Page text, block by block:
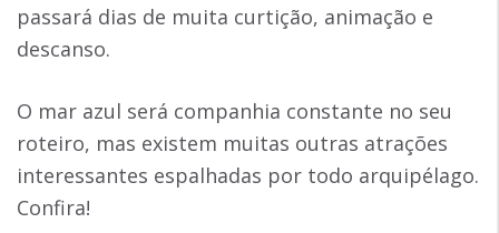
passará dias de muita curtição, animação e
descanso.
O mar azul será companhia constante no seu
roteiro, mas existem muitas outras atrações
interessantes espalhadas por todo arquipélago.
Confira!